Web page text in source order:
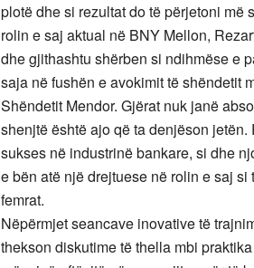
plotë dhe si rezultat do të përjetoni
rolin e saj aktual në BNY Mellon,
dhe gjithashtu shërben si ndihmëse e
saja në fushën e avokimit të shëndetit
Shëndetit Mendor. Gjërat nuk janë
shenjtë është ajo që ta denjëson
sukses në industrinë bankare, si dhe
e bën atë një drejtuese në rolin e saj si
femrat.
Nëpërmjet seancave inovative të
thekson diskutime të thella mbi